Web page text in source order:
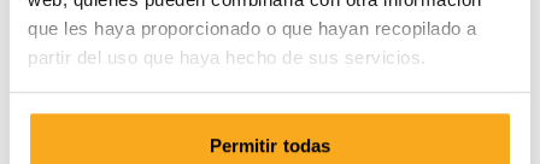
que les haya proporcionado o que hayan recopilado a
partir del uso que haya hecho de sus servicios.
Permitir todas
Número de IVA
Comisión Europea